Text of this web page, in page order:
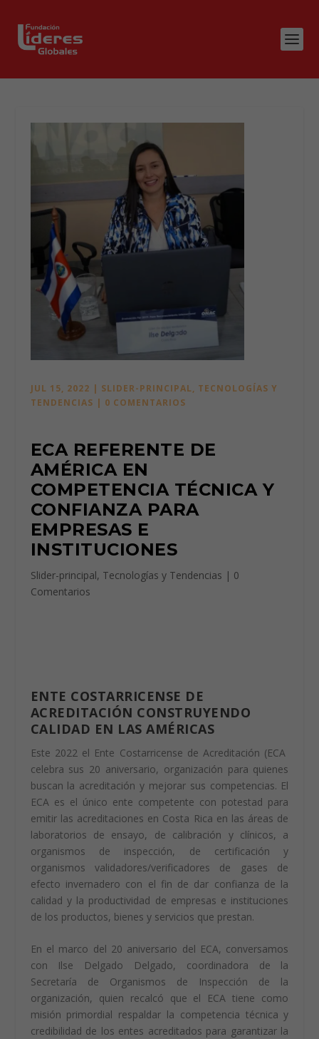
JUL 15, 2022 | SLIDER-PRINCIPAL, TECNOLOGÍAS Y
TENDENCIAS | 0 COMENTARIOS
ECA REFERENTE DE
AMÉRICA EN
COMPETENCIA TÉCNICA Y
CONFIANZA PARA
EMPRESAS E
INSTITUCIONES
Slider-principal, Tecnologías y Tendencias | 0
Comentarios
ENTE COSTARRICENSE DE
ACREDITACIÓN CONSTRUYENDO
CALIDAD EN LAS AMÉRICAS
Este 2022 el Ente Costarricense de Acreditación (ECA
celebra sus 20 aniversario, organización para quienes
buscan la acreditación y mejorar sus competencias. El
ECA es el único ente competente con potestad para
emitir las acreditaciones en Costa Rica en las áreas de
laboratorios de ensayo, de calibración y clínicos, a
organismos de inspección, de certificación y
organismos validadores/verificadores de gases de
efecto invernadero con el fin de dar confianza de la
calidad y la productividad de empresas e instituciones
de los productos, bienes y servicios que prestan.
En el marco del 20 aniversario del ECA, conversamos
con Ilse Delgado Delgado, coordinadora de la
Secretaría de Organismos de Inspección de la
organización, quien recalcó que el ECA tiene como
misión primordial respaldar la competencia técnica y
credibilidad de los entes acreditados para garantizar la